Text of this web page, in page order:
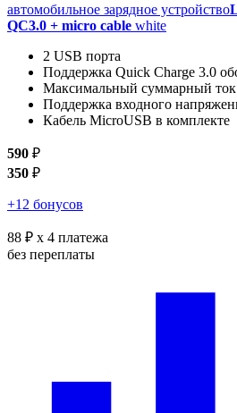
автомобильное зарядное устройство
QC3.0 + micro cable white
2 USB порта
Поддержка Quick Charge 3.0
Максимальный суммарный
Поддержка входного
Кабель MicroUSB в комплекте
590 ₽
350 ₽
+12 бонусов
88 ₽ x 4 платежа
без переплаты